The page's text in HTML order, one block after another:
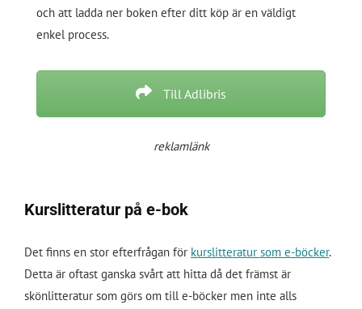
och att ladda ner boken efter ditt köp är en väldigt
enkel process.
Till Adlibris
reklamlänk
Kurslitteratur på e-bok
Det finns en stor efterfrågan för kurslitteratur som e-böcker.
Detta är oftast ganska svårt att hitta då det främst är
skönlitteratur som görs om till e-böcker men inte alls